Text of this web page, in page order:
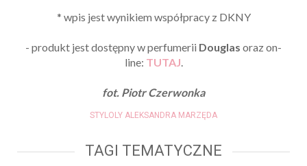
* wpis jest wynikiem współpracy z DKNY
- produkt jest dostępny w perfumerii Douglas oraz on-
line: TUTAJ.
fot. Piotr Czerwonka
STYLOLY ALEKSANDRA MARZĘDA
TAGI TEMATYCZNE